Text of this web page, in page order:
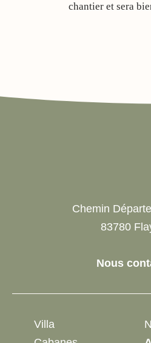
chantier et sera
Chemin
83780
Nous
Villa